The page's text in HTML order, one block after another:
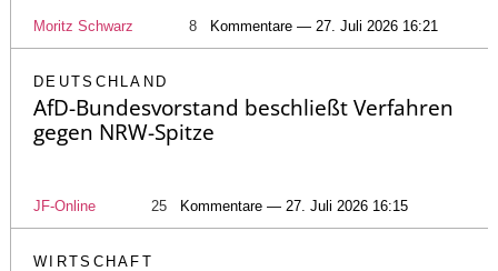
Moritz Schwarz 8 Kommentare — 27. Juli 2026 16:21
DEUTSCHLAND
AfD-Bundesvorstand beschließt Verfahren
gegen NRW-Spitze
JF-Online 25 Kommentare — 27. Juli 2026 16:15
WIRTSCHAFT